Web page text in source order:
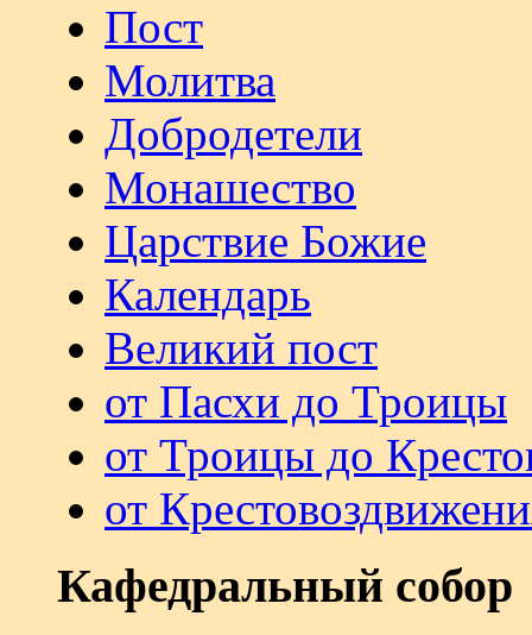
Пост
Молитва
Добродетели
Монашество
Царствие Божие
Календарь
Великий пост
от Пасхи до Троицы
от Троицы до
от
Кафедральный собор